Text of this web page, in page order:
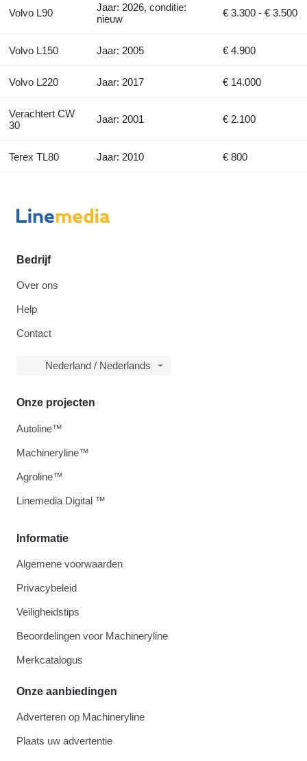
Volvo L90
Jaar: 2026, conditie:
nieuw
€ 3.300 - € 3.500
Volvo L150 Jaar: 2005 € 4.900
Volvo L220 Jaar: 2017 € 14.000
Verachtert CW
30
Jaar: 2001 € 2.100
Terex TL80 Jaar: 2010 € 800
Bedrijf
Over ons
Help
Contact
Nederland / Nederlands
Informatie
Algemene voorwaarden
Privacybeleid
Veiligheidstips
Beoordelingen voor Machineryline
Merkcatalogus
Onze aanbiedingen
Adverteren op Machineryline
Plaats uw advertentie
Onze projecten
Autoline™
Machineryline™
Agroline™
Linemedia Digital ™